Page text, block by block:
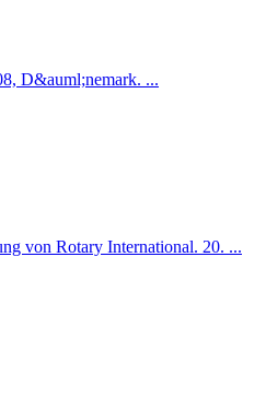
D&auml;nemark. ...
von Rotary International. 20. ...